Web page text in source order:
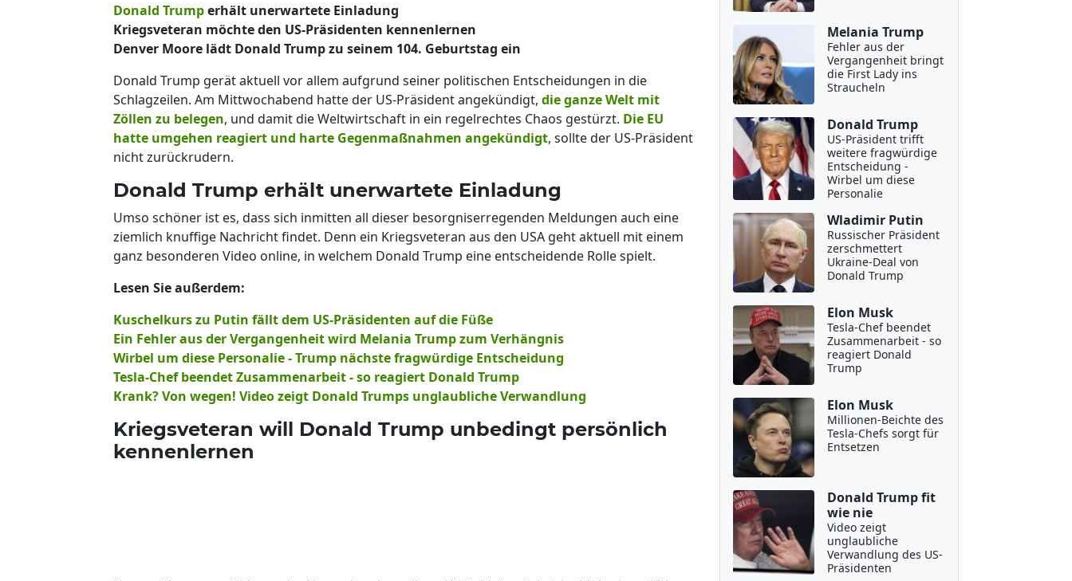
Donald Trumperhält unerwartete Einladung
Kriegsveteran möchte den US-Präsidenten kennenlernen
Denver Moore lädt Donald Trump zu seinem 104. Geburtstag ein
Donald Trump gerät aktuell vor allem aufgrund seiner politischen Entscheidungen in die
Schlagzeilen. Am Mittwochabend hatte der US-Präsident angekündigt, die ganze Welt mit
Zöllen zu belegen, und damit die Weltwirtschaft in ein regelrechtes Chaos gestürzt. Die EU
hatte umgehen reagiert und harte Gegenmaßnahmen angekündigt, sollte der US-Präsident
nicht zurückrudern.
Donald Trump erhält unerwartete Einladung
Umso schöner ist es, dass sich inmitten all dieser besorgniserregenden Meldungen auch eine
ziemlich knuffige Nachricht findet. Denn ein Kriegsveteran aus den USA geht aktuell mit einem
ganz besonderen Video online, in welchem Donald Trump eine entscheidende Rolle spielt.
Lesen Sie außerdem:
Kuschelkurs zu Putin fällt dem US-Präsidenten auf die Füße
Ein Fehler aus der Vergangenheit wird Melania Trump zum Verhängnis
Wirbel um diese Personalie - Trump nächste fragwürdige Entscheidung
Tesla-Chef beendet Zusammenarbeit - so reagiert Donald Trump
Krank? Von wegen! Video zeigt Donald Trumps unglaubliche Verwandlung
Kriegsveteran will Donald Trump unbedingt persönlich
kennenlernen
Melania Trump
Fehler aus der
Vergangenheit bringt
die First Lady ins
Straucheln
Donald Trump
US-Präsident trifft
weitere fragwürdige
Entscheidung -
Wirbel um diese
Personalie
Wladimir Putin
Russischer Präsident
zerschmettert
Ukraine-Deal von
Donald Trump
Elon Musk
Tesla-Chef beendet
Zusammenarbeit - so
reagiert Donald
Trump
Elon Musk
Millionen-Beichte des
Tesla-Chefs sorgt für
Entsetzen
Donald Trump fit
wie nie
Video zeigt
unglaubliche
Verwandlung des US-
Präsidenten